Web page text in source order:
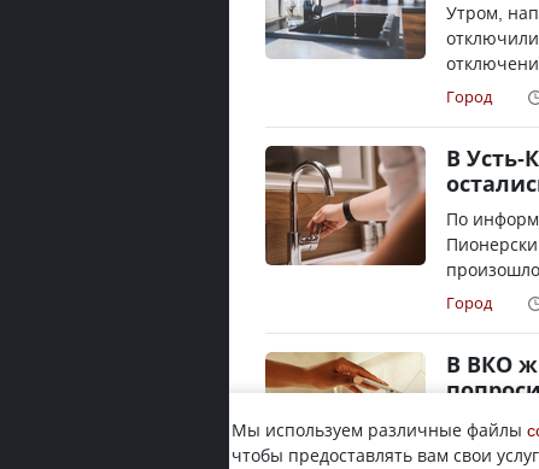
Утром,
Город
В Усть-
По
Город
В ВКО
Это
передает
Мы используем различные файлы
чтобы предоставлять вам свои